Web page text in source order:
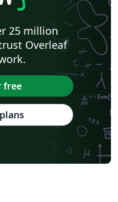
25 million
Overleaf
free